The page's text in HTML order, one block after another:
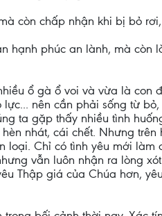
còn chấp nhận khi bị bỏ
hạnh phúc an lành, mà
ổ gà ổ voi và vừa là con
nên cần phải sống từ
ta gặp thấy nhiều tình
nhát, cái chết. Nhưng
Chỉ có tình yêu mới
vẫn luôn nhận ra lòng
Thập giá của Chúa hơn,